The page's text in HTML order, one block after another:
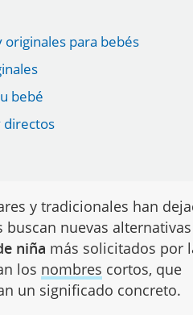
para bebés
bebé
directos
y tradicionales han
nuevas
niña más solicitados por
los nombres cortos, que
un significado concreto.